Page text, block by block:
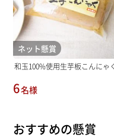
ネット懸賞
和玉100%使用生芋板こんにゃ
6名様
おすすめの懸賞